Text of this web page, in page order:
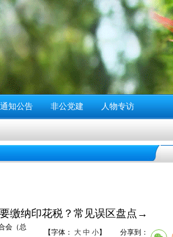
通知公告 非公党建 人物专访
缴纳印花税？常见误区盘点→
会（总
【字体： 大 中 小】 分享到：